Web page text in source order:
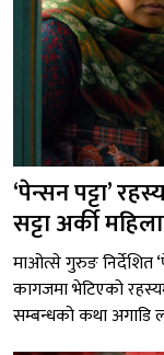
‘पेन्सन पट्टा’
सट्टा अर्की
माओत्से गुरुङ निर्देशित
कागजमा भेटिएको
सम्बन्धको कथा अगाडि